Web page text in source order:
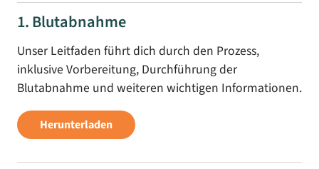
1. Blutabnahme
Unser Leitfaden führt dich durch den Prozess,
inklusive Vorbereitung, Durchführung der
Blutabnahme und weiteren wichtigen Informationen.
Herunterladen